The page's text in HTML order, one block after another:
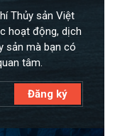
Thủy sản Việt
hoạt động, dịch
sản mà bạn có
tâm.